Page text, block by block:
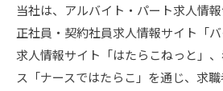
当社は、アルバイト・パート求人情報
正社員・契約社員求人情報サイト「
求人情報サイト「はたらこねっと」
ス「ナースではたらこ」を通じ、求